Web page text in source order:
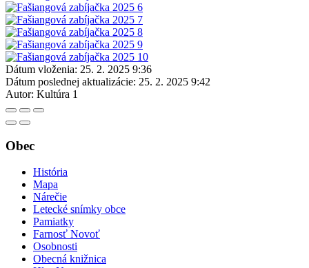
Dátum vloženia: 25. 2. 2025 9:36
Dátum poslednej aktualizácie: 25. 2. 2025 9:42
Autor: Kultúra 1
Obec
História
Mapa
Nárečie
Letecké snímky obce
Pamiatky
Farnosť Novoť
Osobnosti
Obecná knižnica